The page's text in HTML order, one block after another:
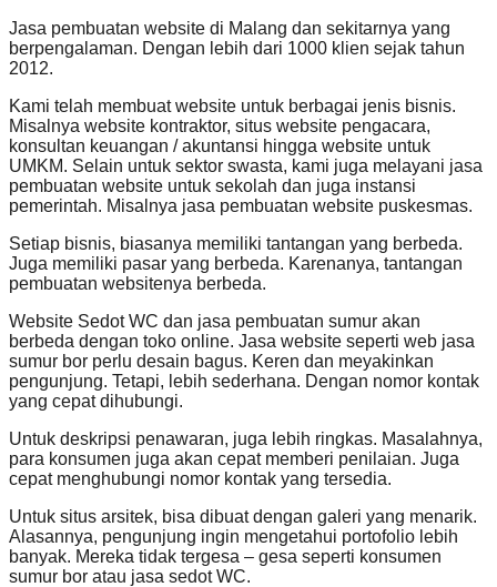
Jasa pembuatan website di Malang dan sekitarnya yang
berpengalaman. Dengan lebih dari 1000 klien sejak tahun
2012.
Kami telah membuat website untuk berbagai jenis bisnis.
Misalnya website kontraktor, situs website pengacara,
konsultan keuangan / akuntansi hingga website untuk
UMKM. Selain untuk sektor swasta, kami juga melayani jasa
pembuatan website untuk sekolah dan juga instansi
pemerintah. Misalnya jasa pembuatan website puskesmas.
Setiap bisnis, biasanya memiliki tantangan yang berbeda.
Juga memiliki pasar yang berbeda. Karenanya, tantangan
pembuatan websitenya berbeda.
Website Sedot WC dan jasa pembuatan sumur akan
berbeda dengan toko online. Jasa website seperti web jasa
sumur bor perlu desain bagus. Keren dan meyakinkan
pengunjung. Tetapi, lebih sederhana. Dengan nomor kontak
yang cepat dihubungi.
Untuk deskripsi penawaran, juga lebih ringkas. Masalahnya,
para konsumen juga akan cepat memberi penilaian. Juga
cepat menghubungi nomor kontak yang tersedia.
Untuk situs arsitek, bisa dibuat dengan galeri yang menarik.
Alasannya, pengunjung ingin mengetahui portofolio lebih
banyak. Mereka tidak tergesa – gesa seperti konsumen
sumur bor atau jasa sedot WC.